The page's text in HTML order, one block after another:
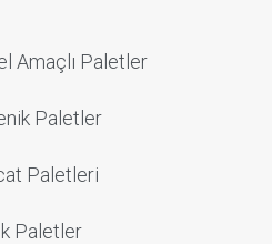
Amaçlı Paletler
Paletler
Paletleri
Paletler